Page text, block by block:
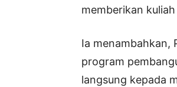
memberikan
Ia menambahkan,
program
langsung kepada